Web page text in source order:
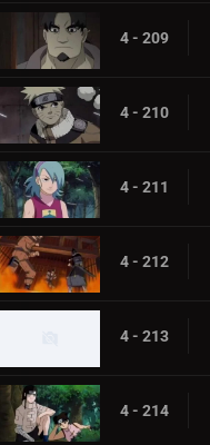
4 - 209
4 - 210
4 - 211
4 - 212
4 - 213
4 - 214